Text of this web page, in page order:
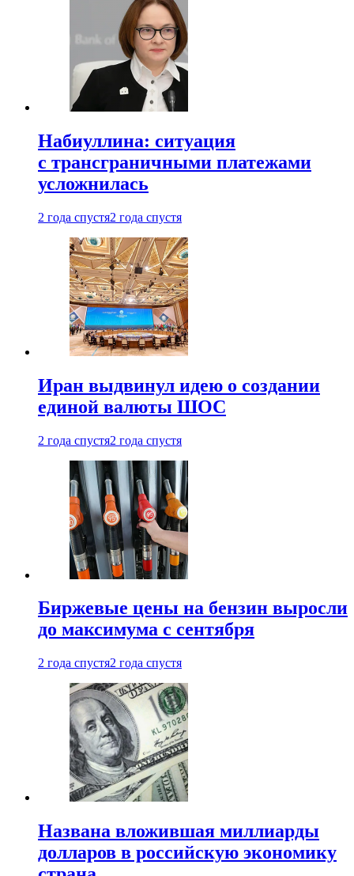
Набиуллина: ситуация
с трансграничными платежами
усложнилась
2 года спустя2 года спустя
Иран выдвинул идею о создании
единой валюты ШОС
2 года спустя2 года спустя
Биржевые цены на бензин выросли
до максимума с сентября
2 года спустя2 года спустя
Названа вложившая миллиарды
долларов в российскую экономику